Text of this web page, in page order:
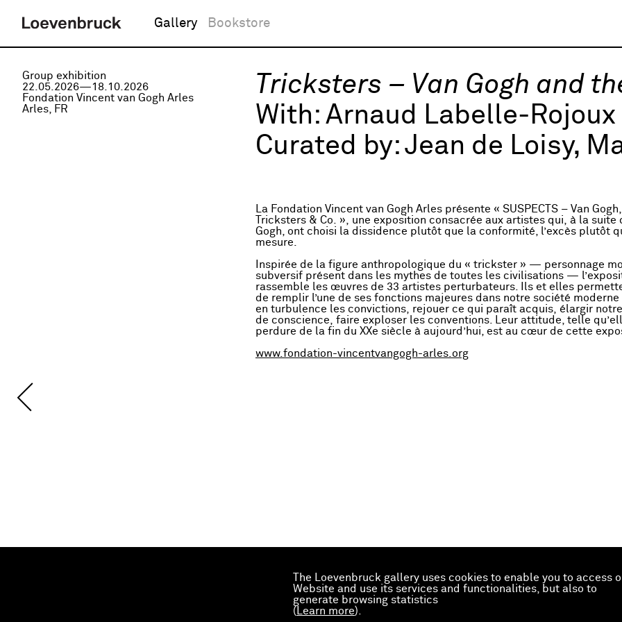
The Loevenbruck gallery uses cookies to enable you to access
Website and use its services and functionalities, but also to
generate browsing statistics
( Learn more).
Gallery Bookstore
Group exhibition
22.05.2026—18.10.2026
Fondation Vincent van Gogh Arles
Arles, FR
Tricksters – Van Gogh and
With: Arnaud Labelle-Rojoux
Curated by: Jean de Loisy,
La Fondation Vincent van Gogh Arles présente « SUSPECTS – Van Gogh,
Tricksters & Co. », une exposition consacrée aux artistes qui, à la suite
Gogh, ont choisi la dissidence plutôt que la conformité, l’excès plutôt
mesure.
Inspirée de la figure anthropologique du « trickster » — personnage
subversif présent dans les mythes de toutes les civilisations —
rassemble les œuvres de 33 artistes perturbateurs. Ils et elles
de remplir l’une de ses fonctions majeures dans notre société
en turbulence les convictions, rejouer ce qui paraît acquis, élargir
de conscience, faire exploser les conventions. Leur attitude, telle
perdure de la fin du XXe siècle à aujourd’hui, est au cœur de cette
www.fondation-vincentvangogh-arles.org